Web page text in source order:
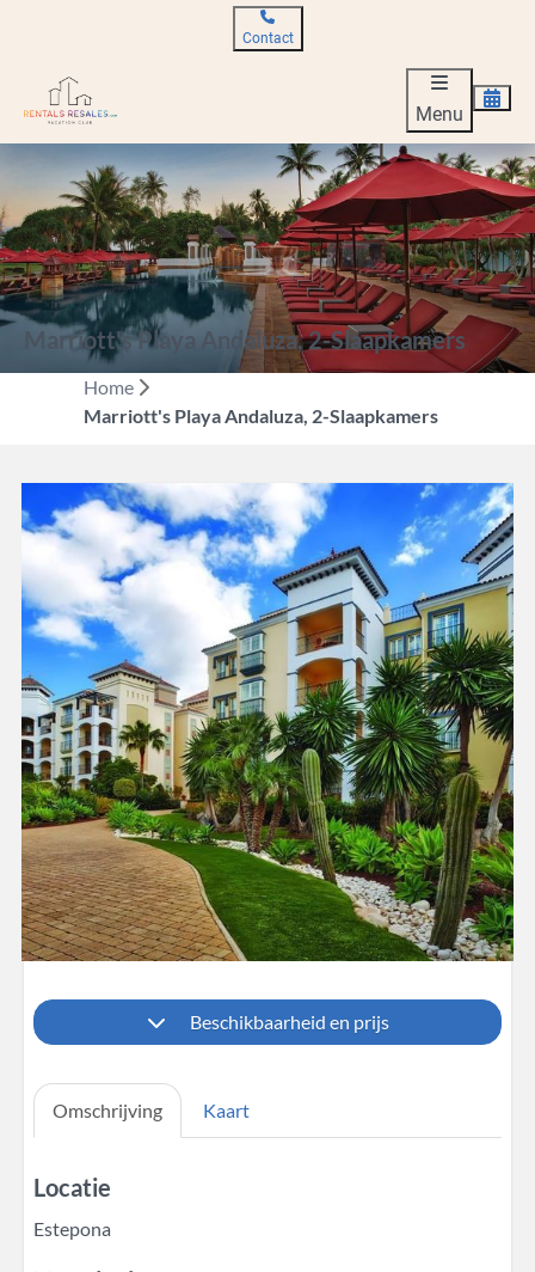
Contact
Menu
Marriott's Playa Andaluza, 2-Slaapkamers
Home
Marriott's Playa Andaluza, 2-Slaapkamers
Beschikbaarheid en prijs
Omschrijving Kaart
Locatie
Estepona